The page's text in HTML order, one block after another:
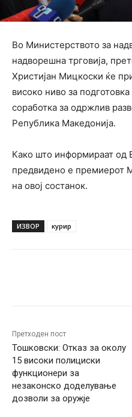
Во Министерството за
надворешна трговија,
Христијан Мицкоски ќе
високо ниво за
соработка за одржлив
Република Македонија.
Како што информираат од
предвидено е премиерот
на овој состанок.
ИЗВОР курир
Претходен пост
Тошковски: Oтказ за околу
15 високи полициски
функционери за
незаконско доделување
дозволи за оружје